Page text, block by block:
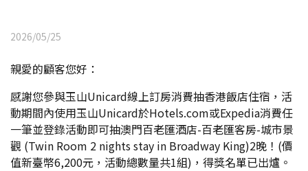
2026/05/25
親愛的顧客您好：
感謝您參與玉山Unicard線上訂房消費抽香港飯店住宿，活
動期間內使用玉山Unicard於Hotels.com或Expedia消費任
一筆並登錄活動即可抽澳門百老匯酒店-百老匯客房-城市景
觀 (Twin Room 2 nights stay in Broadway King)2晚！(價
值新臺幣6,200元，活動總數量共1組)，得獎名單已出爐。